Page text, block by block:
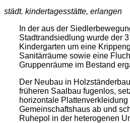
städt. kindertagesstätte, erlangen
In der aus der
Stadtrandsiedlung wurde der
Kindergarten um eine
Sanitärräume sowie eine
Gruppenräume im Bestand
Der Neubau in
früheren Saalbau fugenlos,
horizontale
Gemeinschaftshaus ab und
Ruhepol in der heterogenen